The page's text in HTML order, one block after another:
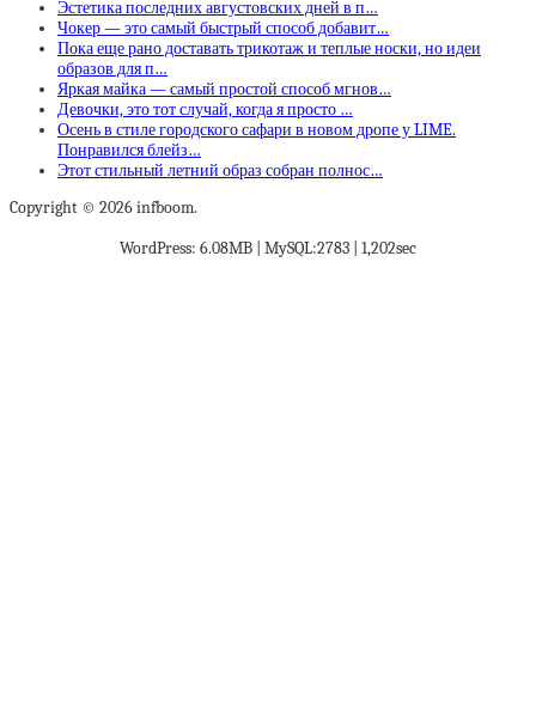
Эстетика последних августовских дней в п…
Чокер — это самый быстрый способ добавит…
Пока еще рано доставать трикотаж и теплые носки, но идеи
образов для п…
Яркая майка — самый простой способ мгнов…
Девочки, это тот случай, когда я просто …
Осень в стиле городского сафари в новом дропе у LIME.
Понравился блейз…
Этот стильный летний образ собран полнос…
Copyright © 2026 infboom.
WordPress: 6.08MB | MySQL:2783 | 1,202sec